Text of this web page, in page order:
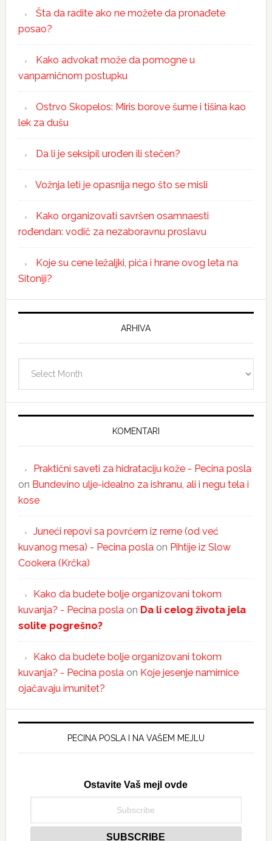
Šta da radite ako ne možete da pronađete
posao?
Kako advokat može da pomogne u
vanparničnom postupku
Ostrvo Skopelos: Miris borove šume i tišina kao
lek za dušu
Da li je seksipil urođen ili stečen?
Vožnja leti je opasnija nego što se misli
Kako organizovati savršen osamnaesti
rođendan: vodič za nezaboravnu proslavu
Koje su cene ležaljki, pića i hrane ovog leta na
Sitoniji?
ARHIVA
KOMENTARI
Praktični saveti za hidrataciju kože - Pecina posla
on Bundevino ulje-idealno za ishranu, ali i negu tela i
kose
Juneći repovi sa povrćem iz rerne (od već
kuvanog mesa) - Pecina poslaon Pihtije iz Slow
Cookera (Krčka)
Kako da budete bolje organizovani tokom
kuvanja? - Pecina poslaon Da li celog života jela
solite pogrešno?
Kako da budete bolje organizovani tokom
kuvanja? - Pecina poslaon Koje jesenje namirnice
ojačavaju imunitet?
PECINA POSLA I NA VAŠEM MEJLU
Ostavite Vaš mejl ovde